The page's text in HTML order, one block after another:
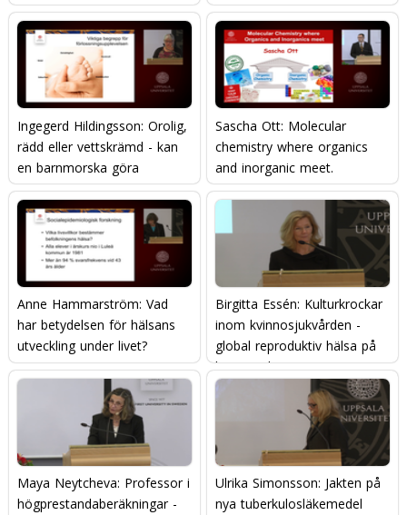
infektioner
Ingegerd Hildingsson: Orolig,
rädd eller vettskrämd - kan
en barnmorska göra
skillnad?
Sascha Ott: Molecular
chemistry where organics
and inorganic meet.
Anne Hammarström: Vad
har betydelsen för hälsans
utveckling under livet?
Birgitta Essén: Kulturkrockar
inom kvinnosjukvården -
global reproduktiv hälsa på
hemmaplan
Maya Neytcheva: Professor i
högprestandaberäkningar -
Ulrika Simonsson: Jakten på
nya tuberkulosläkemedel